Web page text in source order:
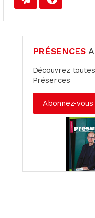
PRÉSENCES
Découvrez
Présences
Abonnez-vous